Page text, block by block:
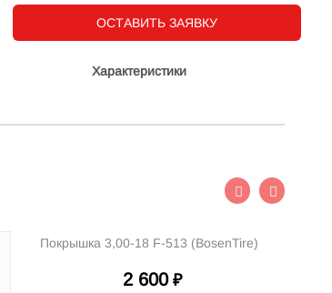
ОСТАВИТЬ ЗАЯВКУ
Характеристики
Покрышка 3,00-18 F-513 (BosenTire)
2 600 ₽